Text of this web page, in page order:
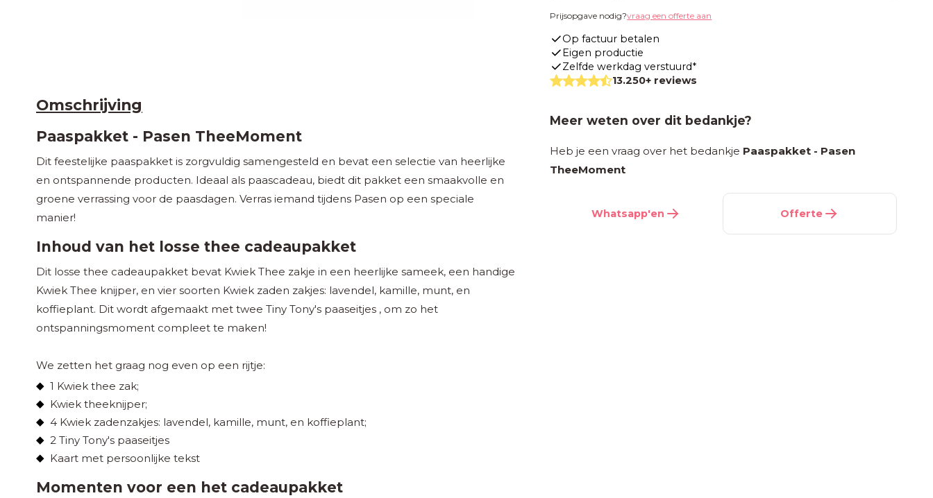
Prijsopgave nodig?vraag een offerte aan
Op factuur betalen
Eigen productie
Zelfde werkdag verstuurd*
13.250+ reviews
Meer weten over dit bedankje?
Heb je een vraag over het bedankje Paaspakket - Pasen
TheeMoment
Whatsapp'en Offerte
Omschrijving
Paaspakket - Pasen TheeMoment
Dit feestelijke paaspakket is zorgvuldig samengesteld en bevat een selectie van heerlijke
en ontspannende producten. Ideaal als paascadeau, biedt dit pakket een smaakvolle en
groene verrassing voor de paasdagen. Verras iemand tijdens Pasen op een speciale
manier!
Inhoud van het losse thee cadeaupakket
Dit losse thee cadeaupakket bevat Kwiek Thee zakje in een heerlijke sameek, een handige
Kwiek Thee knijper, en vier soorten Kwiek zaden zakjes: lavendel, kamille, munt, en
koffieplant. Dit wordt afgemaakt met twee Tiny Tony's paaseitjes , om zo het
ontspanningsmoment compleet te maken!
We zetten het graag nog even op een rijtje:
1 Kwiek thee zak;
Kwiek theeknijper;
4 Kwiek zadenzakjes: lavendel, kamille, munt, en koffieplant;
2 Tiny Tony's paaseitjes
Kaart met persoonlijke tekst
Momenten voor een het cadeaupakket